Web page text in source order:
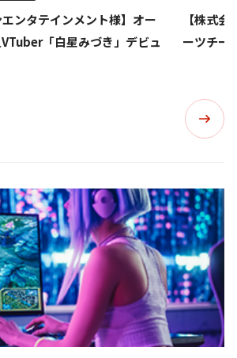
エンタテインメント様】オー
「白星みづき」デビュ
【株式
ーツチー